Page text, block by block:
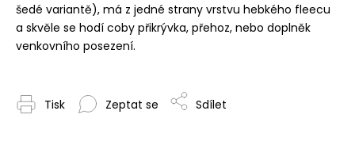
šedé variantě), má z jedné strany vrstvu hebkého fleecu
a skvěle se hodí coby přikrývka, přehoz, nebo doplněk
venkovního posezení.
Tisk Zeptat se Sdílet